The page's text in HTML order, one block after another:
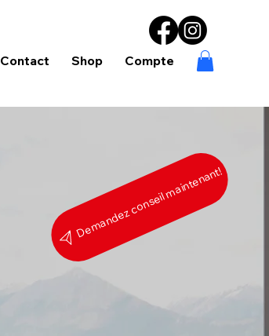
Contact Shop Compte
Demandez conseil maintenant!